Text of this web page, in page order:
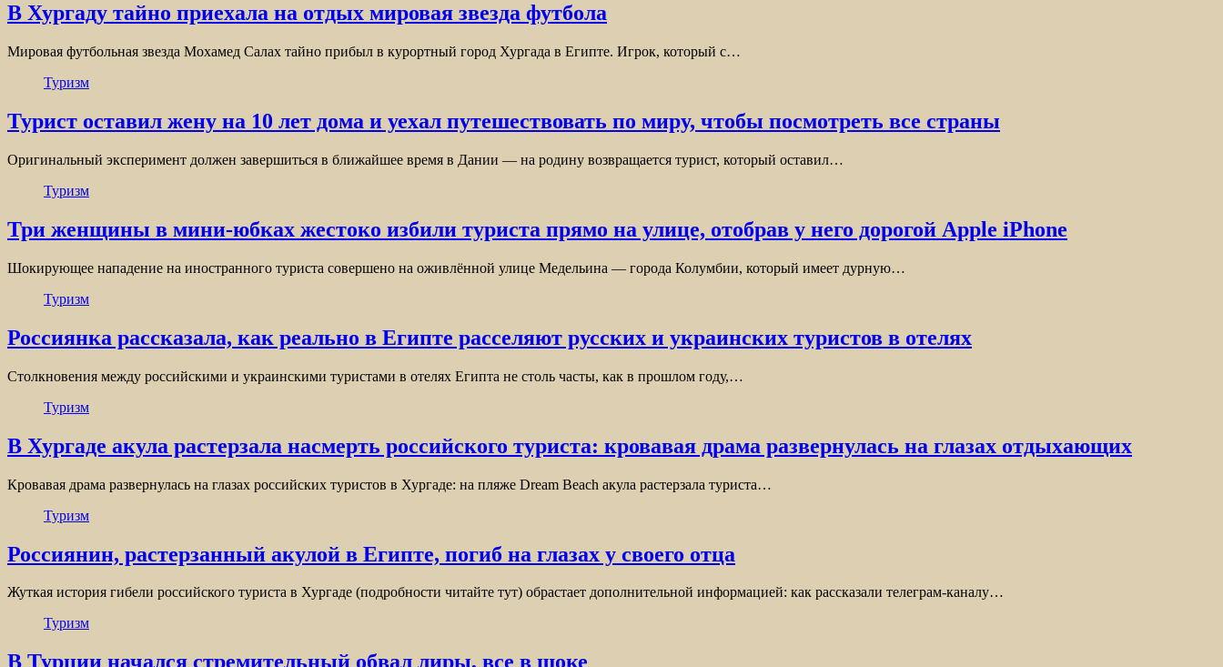
В Хургаду тайно приехала на отдых мировая звезда футбола
Мировая футбольная звезда Мохамед Салах тайно прибыл в курортный город Хургада в Египте. Игрок, который с…
Туризм
Турист оставил жену на 10 лет дома и уехал путешествовать по миру, чтобы посмотреть все страны
Оригинальный эксперимент должен завершиться в ближайшее время в Дании — на родину возвращается турист, который оставил…
Туризм
Три женщины в мини-юбках жестоко избили туриста прямо на улице, отобрав у него дорогой Apple iРhone
Шокирующее нападение на иностранного туриста совершено на оживлённой улице Медельина — города Колумбии, который имеет дурную…
Туризм
Россиянка рассказала, как реально в Египте расселяют русских и украинских туристов в отелях
Столкновения между российскими и украинскими туристами в отелях Египта не столь часты, как в прошлом году,…
Туризм
В Хургаде акула растерзала насмерть российского туриста: кровавая драма развернулась на глазах отдыхающих
Кровавая драма развернулась на глазах российских туристов в Хургаде: на пляже Dream Beach акула растерзала туриста…
Туризм
Россиянин, растерзанный акулой в Египте, погиб на глазах у своего отца
Жуткая история гибели российского туриста в Хургаде (подробности читайте тут) обрастает дополнительной информацией: как рассказали телеграм-каналу…
Туризм
В Турции начался стремительный обвал лиры, все в шоке